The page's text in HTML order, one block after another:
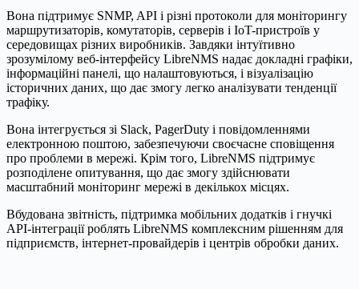
Вона підтримує SNMP, API і різні протоколи для моніторингу
маршрутизаторів, комутаторів, серверів і IoT-пристроїв у
середовищах різних виробників. Завдяки інтуїтивно
зрозумілому веб-інтерфейсу LibreNMS надає докладні графіки,
інформаційні панелі, що налаштовуються, і візуалізацію
історичних даних, що дає змогу легко аналізувати тенденції
трафіку.
Вона інтегрується зі Slack, PagerDuty і повідомленнями
електронною поштою, забезпечуючи своєчасне сповіщення
про проблеми в мережі. Крім того, LibreNMS підтримує
розподілене опитування, що дає змогу здійснювати
масштабний моніторинг мережі в декількох місцях.
Вбудована звітність, підтримка мобільних додатків і гнучкі
API-інтеграції роблять LibreNMS комплексним рішенням для
підприємств, інтернет-провайдерів і центрів обробки даних.